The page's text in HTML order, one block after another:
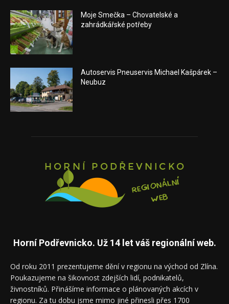
Moje Smečka – Chovatelské a
zahrádkářské potřeby
Autoservis Pneuservis Michael Kašpárek –
Neubuz
Horní Podřevnicko. Už 14 let váš regionální web.
Od roku 2011 prezentujeme dění v regionu na východ od Zlína.
Poukazujeme na šikovnost zdejších lidí, podnikatelů,
živnostníků. Přinášíme informace o plánovaných akcích v
regionu. Za tu dobu jsme mimo jiné přinesli přes 1700